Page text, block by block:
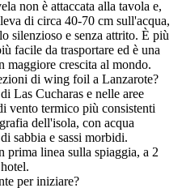
non è attaccata alla tavola e,
di circa 40-70 cm sull'acqua,
silenzioso e senza attrito. È più
facile da trasportare ed è una
maggiore crescita al mondo.
di wing foil a Lanzarote?
Las Cucharas e nelle aree
vento termico più consistenti
dell'isola, con acqua
sabbia e sassi morbidi.
prima linea sulla spiaggia, a 2
per iniziare?